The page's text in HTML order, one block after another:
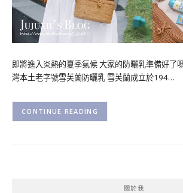
即將進入炎熱的夏季氣候 大家的防曬乳準備好了
灣本土老字號雪芙蘭防曬乳 雪芙蘭成立於194…
CONTINUE READING
關於我